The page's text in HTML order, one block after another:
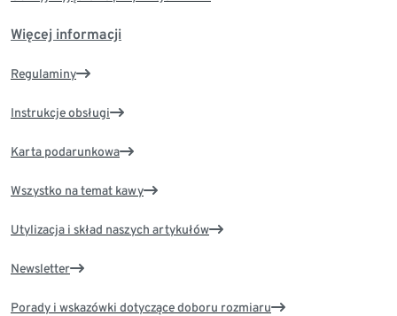
Więcej informacji
Regulaminy
Instrukcje obsługi
Karta podarunkowa
Wszystko na temat kawy
Utylizacja i skład naszych artykułów
Newsletter
Porady i wskazówki dotyczące doboru rozmiaru